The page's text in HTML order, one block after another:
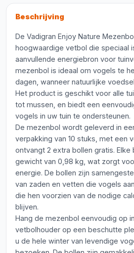
Beschrijving
De Vadigran Enjoy Nature
hoogwaardige vetbol die speciaal
aanvullende energiebron voor
mezenbol is ideaal om vogels te
dagen, wanneer natuurlijke
Het product is geschikt voor alle
tot mussen, en biedt een
vogels in uw tuin te ondersteunen.
De mezenbol wordt geleverd in
verpakking van 10 stuks, met een
ontvangt 2 extra bollen gratis.
gewicht van 0,98 kg, wat zorgt
energie. De bollen zijn
van zaden en vetten die vogels
die hen voorzien van de nodige
blijven.
Hang de mezenbol eenvoudig op
vetbolhouder op een beschutte
u de hele winter van levendige